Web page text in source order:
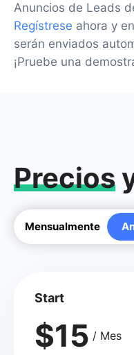
Anuncios de Leads
Regístrese ahora y
serán enviados
¡Pruebe una
Precios
Mensualmente
Start
$15 / Mes